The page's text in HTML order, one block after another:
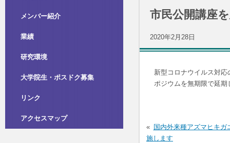
市民公開講座
2020年2月28日
新型コロナウイルス対
ポジウムを無期限で延期
稿
ナ
国内外来種アズマヒキ
施します
メンバー紹介
業績
研究環境
大学院生・ポスドク募集
リンク
アクセスマップ